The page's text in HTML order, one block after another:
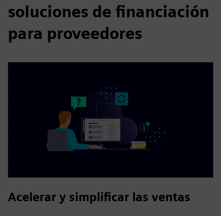
soluciones de financiación
para proveedores
Acelerar y simplificar las ventas